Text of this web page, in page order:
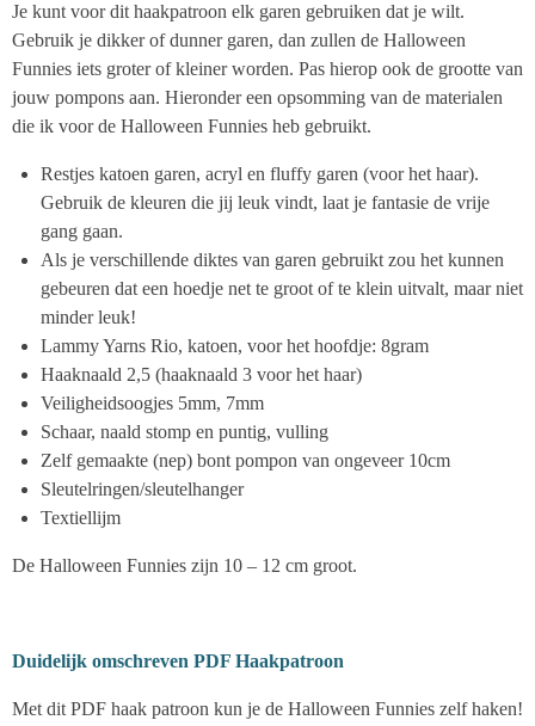
Je kunt voor dit haakpatroon elk garen gebruiken dat je wilt.
Gebruik je dikker of dunner garen, dan zullen de Halloween
Funnies iets groter of kleiner worden. Pas hierop ook de grootte van
jouw pompons aan. Hieronder een opsomming van de materialen
die ik voor de Halloween Funnies heb gebruikt.
Restjes katoen garen, acryl en fluffy garen (voor het haar).
Gebruik de kleuren die jij leuk vindt, laat je fantasie de vrije
gang gaan.
Als je verschillende diktes van garen gebruikt zou het kunnen
gebeuren dat een hoedje net te groot of te klein uitvalt, maar niet
minder leuk!
Lammy Yarns Rio, katoen, voor het hoofdje: 8gram
Haaknaald 2,5 (haaknaald 3 voor het haar)
Veiligheidsoogjes 5mm, 7mm
Schaar, naald stomp en puntig, vulling
Zelf gemaakte (nep) bont pompon van ongeveer 10cm
Sleutelringen/sleutelhanger
Textiellijm
De Halloween Funnies zijn 10 – 12 cm groot.
Duidelijk omschreven PDF Haakpatroon
Met dit PDF haak patroon kun je de Halloween Funnies zelf haken!